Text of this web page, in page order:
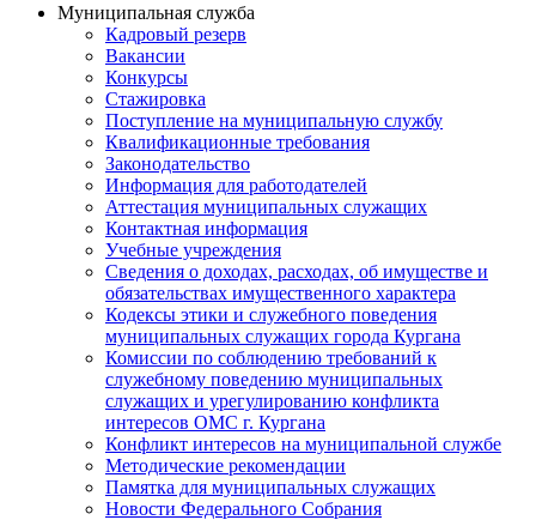
Муниципальная служба
Кадровый резерв
Вакансии
Конкурсы
Стажировка
Поступление на муниципальную службу
Квалификационные требования
Законодательство
Информация для работодателей
Аттестация муниципальных служащих
Контактная информация
Учебные учреждения
Сведения о доходах, расходах, об имуществе и
обязательствах имущественного характера
Кодексы этики и служебного поведения
муниципальных служащих города Кургана
Комиссии по соблюдению требований к
служебному поведению муниципальных
служащих и урегулированию конфликта
интересов ОМС г. Кургана
Конфликт интересов на муниципальной службе
Методические рекомендации
Памятка для муниципальных служащих
Новости Федерального Cобрания